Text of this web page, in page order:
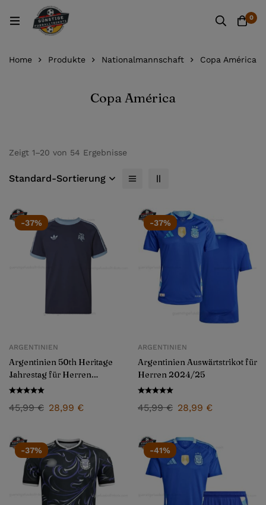
0
Home Produkte Nationalmannschaft Copa América
Copa América
Zeigt 1–20 von 54 Ergebnisse
Standard-Sortierung
-37%
ARGENTINIEN
Argentinien 50th Heritage
Jahrestag für Herren
2024/25
45,99€ 28,99 €
-37%
ARGENTINIEN
Argentinien Auswärtstrikot für
Herren 2024/25
45,99€ 28,99 €
-37% -41%